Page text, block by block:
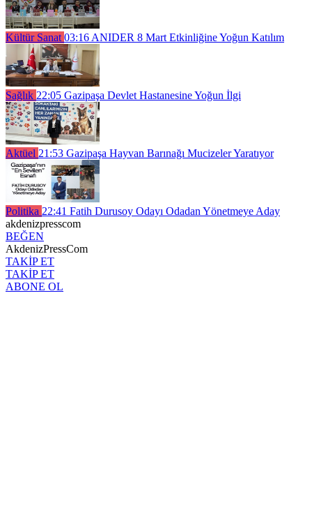
Kültür Sanat 03:16 ANIDER 8 Mart Etkinliğine Yoğun Katılım
Sağlık 22:05 Gazipaşa Devlet Hastanesine Yoğun İlgi
Aktüel 21:53 Gazipaşa Hayvan Barınağı Mucizeler Yaratıyor
Politika 22:41 Fatih Durusoy Odayı Odadan Yönetmeye Aday
akdenizpresscom
BEĞEN
AkdenizPressCom
TAKİP ET
TAKİP ET
ABONE OL